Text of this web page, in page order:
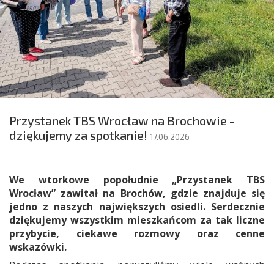
Przystanek TBS Wrocław na Brochowie -
dziękujemy za spotkanie! 17.06.2026
We wtorkowe popołudnie „Przystanek TBS
Wrocław” zawitał na Brochów, gdzie znajduje się
jedno z naszych największych osiedli. Serdecznie
dziękujemy wszystkim mieszkańcom za tak liczne
przybycie, ciekawe rozmowy oraz cenne
wskazówki.